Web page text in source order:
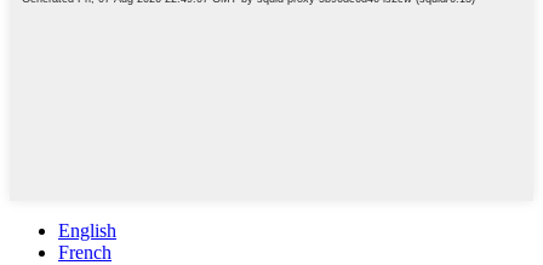
English
French